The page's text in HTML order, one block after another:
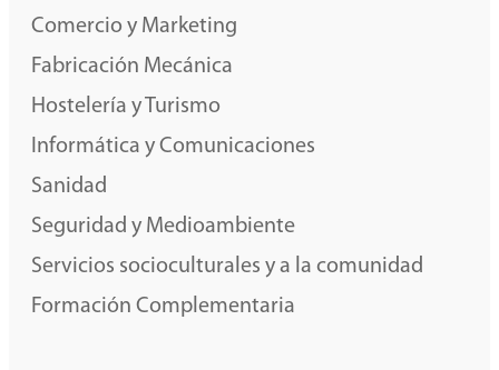
Comercio y Marketing
Fabricación Mecánica
Hostelería y Turismo
Informática y Comunicaciones
Sanidad
Seguridad y Medioambiente
Servicios socioculturales y a la comunidad
Formación Complementaria